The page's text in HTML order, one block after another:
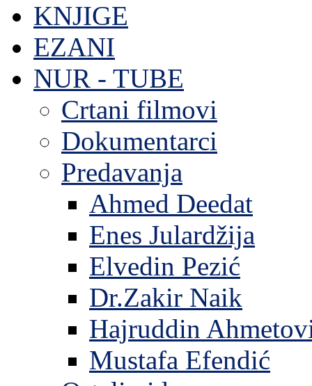
KNJIGE
EZANI
NUR - TUBE
Crtani filmovi
Dokumentarci
Predavanja
Ahmed Deedat
Enes Julardžija
Elvedin Pezić
Dr.Zakir Naik
Hajruddin
Mustafa Efendić